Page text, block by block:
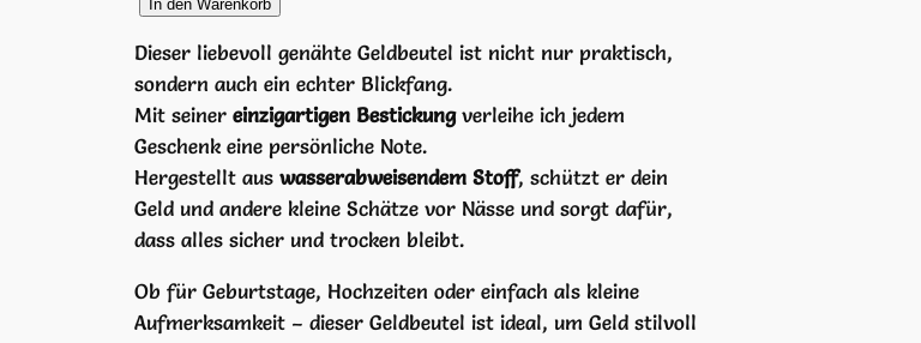
d
l
W
In den Warenkorb
Dieser liebevoll genähte Geldbeutel ist nicht nur praktisch,
sondern auch ein echter Blickfang.
Mit seiner einzigartigen Bestickungverleihe ich jedem
Geschenk eine persönliche Note.
Hergestellt aus wasserabweisendem Stoff, schützt er dein
Geld und andere kleine Schätze vor Nässe und sorgt dafür,
dass alles sicher und trocken bleibt.
Ob für Geburtstage, Hochzeiten oder einfach als kleine
Aufmerksamkeit – dieser Geldbeutel ist ideal, um Geld stilvoll